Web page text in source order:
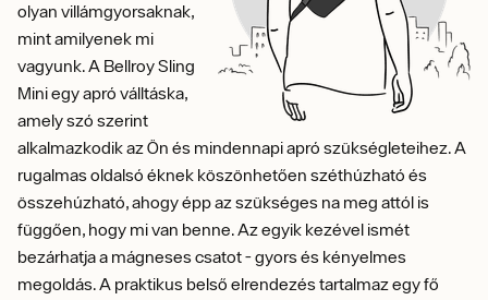
olyan villámgyorsaknak,
mint amilyenek mi
vagyunk. A Bellroy Sling
Mini egy apró válltáska,
amely szó szerint
alkalmazkodik az Ön és mindennapi apró szükségleteihez. A
rugalmas oldalsó éknek köszönhetően széthúzható és
összehúzható, ahogy épp az szükséges na meg attól is
függően, hogy mi van benne. Az egyik kezével ismét
bezárhatja a mágneses csatot - gyors és kényelmes
megoldás. A praktikus belső elrendezés tartalmaz egy fő